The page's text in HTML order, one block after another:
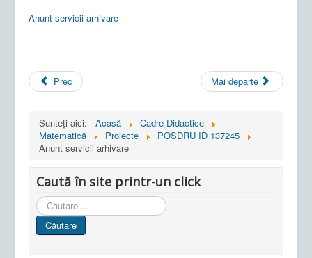
Anunt servicii arhivare
Prec Mai departe
Sunteți aici: Acasă
Cadre Didactice
Matematică
Proiecte
POSDRU ID 137245
Anunt servicii arhivare
Caută în site printr-un click
Cauta
in
site
Căutare